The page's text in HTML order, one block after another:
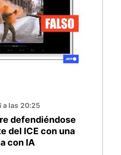
a las 20:25
defendiéndose
del ICE con una
con IA